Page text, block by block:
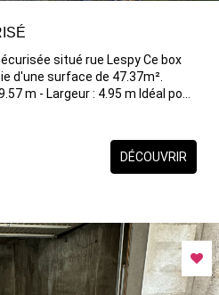
situé rue Lespy Ce box
d'une surface de 47.37m².
- Largeur : 4.95 m Idéal pour
DÉCOUVRIR